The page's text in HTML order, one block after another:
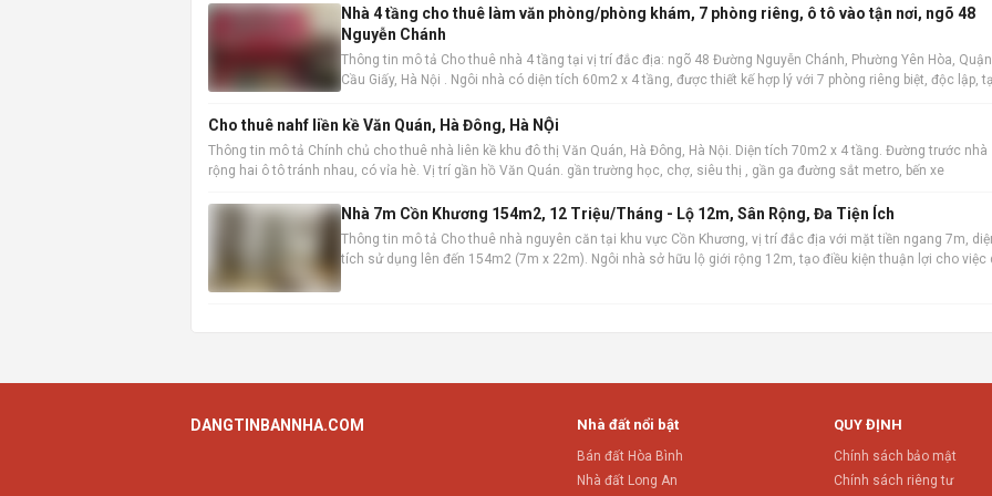
Nhà 4 tầng cho thuê làm văn phòng/phòng khám, 7 phòng riêng, ô tô vào tận nơi, ngõ 48
Nguyễn Chánh
Thông tin mô tả Cho thuê nhà 4 tầng tại vị trí đắc địa: ngõ 48 Đường Nguyễn Chánh, Phường Yên Hòa, Quận
Cầu Giấy, Hà Nội . Ngôi nhà có diện tích 60m2 x 4 tầng, được thiết kế hợp lý với 7 phòng riêng biệt, độc lập,
Cho thuê nahf liền kề Văn Quán, Hà Đông, Hà NỘi
Thông tin mô tả Chính chủ cho thuê nhà liên kề khu đô thị Văn Quán, Hà Đông, Hà Nội. Diện tích 70m2 x 4 tầng. Đường trước nhà
rộng hai ô tô tránh nhau, có vỉa hè. Vị trí gần hồ Văn Quán. gần trường học, chợ, siêu thị , gần ga đường sắt metro, bến xe
Nhà 7m Cồn Khương 154m2, 12 Triệu/Tháng - Lộ 12m, Sân Rộng, Đa Tiện Ích
Thông tin mô tả Cho thuê nhà nguyên căn tại khu vực Cồn Khương, vị trí đắc địa với mặt tiền ngang 7m,
tích sử dụng lên đến 154m2 (7m x 22m). Ngôi nhà sở hữu lộ giới rộng 12m, tạo điều kiện thuận lợi cho việc
DANGTINBANNHA.COM Nhà đất nổi bật
Bán đất Hòa Bình
Nhà đất Long An
QUY ĐỊNH
Chính sách bảo mật
Chính sách riêng tư